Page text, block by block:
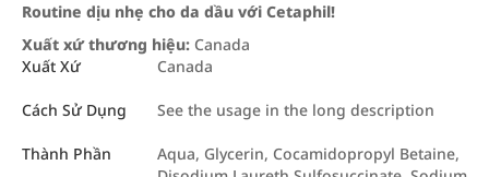
Routine dịu nhẹ cho da dầu với Cetaphil!
Xuất xứ thương hiệu: Canada
Xuất Xứ
Canada
Cách Sử Dụng See the usage in the long description
Thành Phần
Aqua, Glycerin, Cocamidopropyl Betaine,